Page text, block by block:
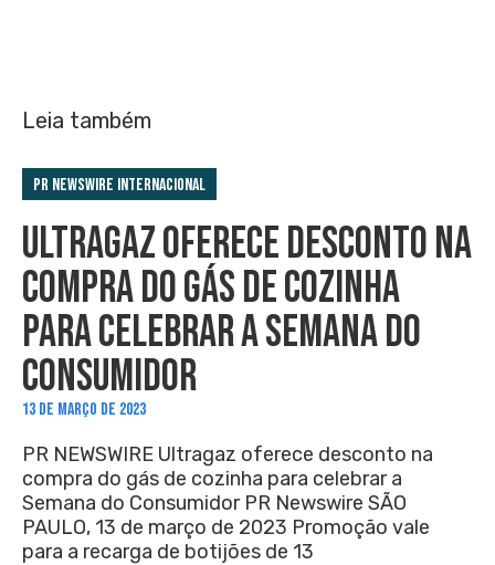
Leia também
PR Newswire Internacional
ULTRAGAZ OFERECE DESCONTO NA
COMPRA DO GÁS DE COZINHA
PARA CELEBRAR A SEMANA DO
CONSUMIDOR
13 DE MARÇO DE 2023
PR NEWSWIRE Ultragaz oferece desconto na
compra do gás de cozinha para celebrar a
Semana do Consumidor PR Newswire SÃO
PAULO, 13 de março de 2023 Promoção vale
para a recarga de botijões de 13